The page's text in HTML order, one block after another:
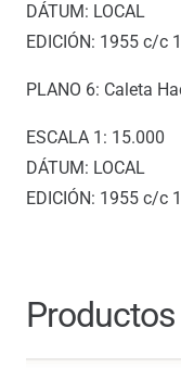
DÁTUM: LOCAL
EDICIÓN: 1955 c/c
PLANO 6: Caleta
ESCALA 1: 15.000
DÁTUM: LOCAL
EDICIÓN: 1955 c/c